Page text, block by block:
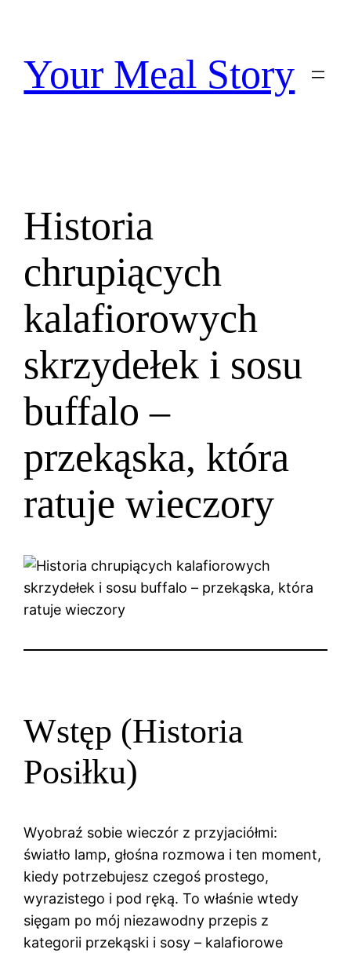
treściYour Meal Story
Historia
chrupiących
kalafiorowych
skrzydełek i sosu
buffalo –
przekąska, która
ratuje wieczory
Wstęp (Historia
Posiłku)
Wyobraź sobie wieczór z przyjaciółmi:
światło lamp, głośna rozmowa i ten moment,
kiedy potrzebujesz czegoś prostego,
wyrazistego i pod ręką. To właśnie wtedy
sięgam po mój niezawodny przepis z
kategorii przekąski i sosy – kalafiorowe